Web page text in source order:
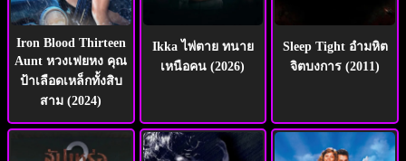
Iron Blood Thirteen
Aunt หวงเฟยหง คุณ
ป้าเลือดเหล็กทั้งสิบ
สาม (2024)
Ikka ไพ่ตาย ทนาย
เหนือคน (2026)
Sleep Tight อำมหิต
จิตบงการ (2011)